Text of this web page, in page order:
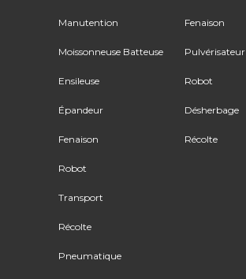
Manutention
Moissonneuse Batteuse
Ensileuse
Épandeur
Fenaison
Robot
Transport
Récolte
Pneumatique
Fenaison
Pulvérisateur
Robot
Désherbage
Récolte